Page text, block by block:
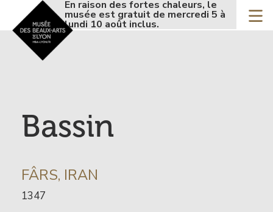
Aller
au
Accueil - Site musée
En raison des fortes chaleurs, le
musée est gratuit de mercredi 5 à
lundi 10 août inclus.
Bassin
INFORMATION
SUR
L’ARTISTE
FÂRS, IRAN
Date
1347